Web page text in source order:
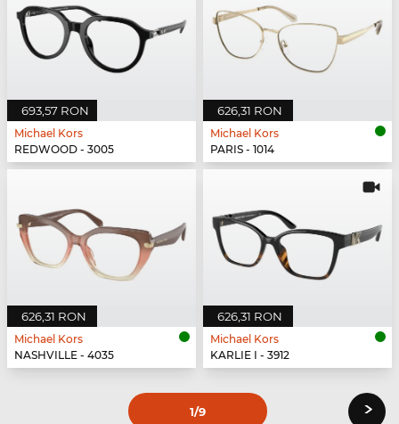
693,57 RON
Michael Kors
REDWOOD - 3005
626,31 RON
Michael Kors
PARIS - 1014
626,31 RON
Michael Kors
NASHVILLE - 4035
626,31 RON
Michael Kors
KARLIE I - 3912
1/9 ›